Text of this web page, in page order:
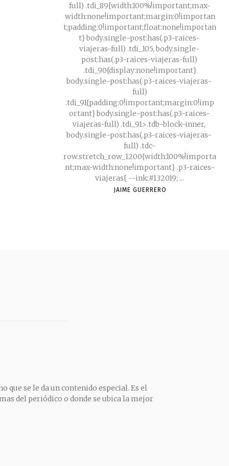
full) .tdi_89{width:100%!important;max-
width:none!important;margin:0!importan
t;padding:0!important;float:none!importan
t} body.single-post:has(.p3-raices-
viajeras-full) .tdi_105, body.single-
post:has(.p3-raices-viajeras-full)
.tdi_90{display:none!important}
body.single-post:has(.p3-raices-viajeras-
full)
.tdi_91{padding:0!important;margin:0!imp
ortant} body.single-post:has(.p3-raices-
viajeras-full) .tdi_91>.tdb-block-inner,
body.single-post:has(.p3-raices-viajeras-
full) .tdc-
row.stretch_row_1200{width:100%!importa
nt;max-width:none!important} .p3-raices-
viajeras{ --ink:#132019; ...
JAIME GUERRERO
que se le da un contenido especial. Es el
del periódico o donde se ubica la mejor